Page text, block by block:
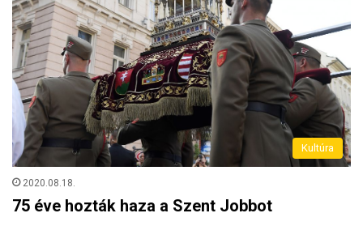
Kultúra
2020.08.18.
75 éve hozták haza a Szent Jobbot